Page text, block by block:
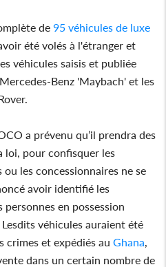
de 95 véhicules de luxe
été volés à l'étranger et
véhicules saisis et publiée
Benz 'Maybach' et les
a prévenu qu’il prendra des
loi, pour confisquer les
les concessionnaires ne se
avoir identifié les
personnes en possession
véhicules auraient été
crimes et expédiés auGhana,
dans un certain nombre de